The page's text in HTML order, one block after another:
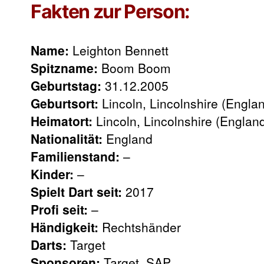
Fakten zur Person:
Name: Leighton Bennett
Spitzname: Boom Boom
Geburtstag: 31.12.2005
Geburtsort: Lincoln, Lincolnshire
Heimatort: Lincoln, Lincolnshire
Nationalität: England
Familienstand: –
Kinder: –
Spielt Dart seit: 2017
Profi seit: –
Händigkeit: Rechtshänder
Darts: Target